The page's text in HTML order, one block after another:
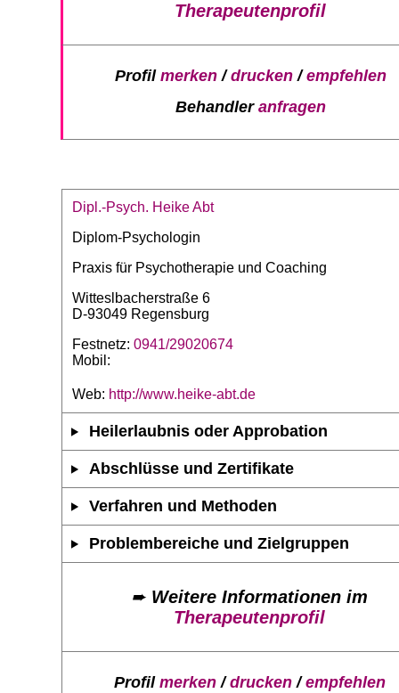
Therapeutenprofil
Profil merken/drucken/empfehlen
Behandler anfragen
Dipl.-Psych. Heike Abt
Diplom-Psychologin
Praxis für Psychotherapie und Coaching
Witteslbacherstraße 6
D-93049 Regensburg
Festnetz: 0941/29020674
Mobil:
Web: http://www.heike-abt.de
Heilerlaubnis oder Approbation
Abschlüsse und Zertifikate
Verfahren und Methoden
Problembereiche und Zielgruppen
➨ Weitere Informationen im
Therapeutenprofil
Profil merken/drucken/empfehlen